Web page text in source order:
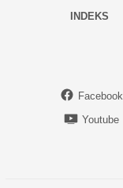
INDEKS
Facebook
Youtube